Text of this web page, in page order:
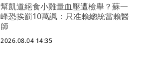
幫凱道絕食小雞量血壓遭檢舉？蘇一
峰恐挨罰10萬諷：只准賴總統當賴醫
師
2026.08.04 14:35